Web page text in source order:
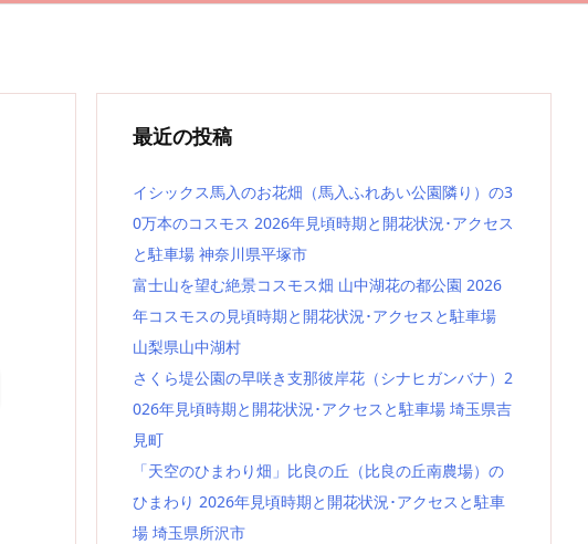
最近の投稿
イシックス馬入のお花畑（馬入ふれあい公園隣り）の3
0万本のコスモス 2026年見頃時期と開花状況･アクセス
と駐車場 神奈川県平塚市
富士山を望む絶景コスモス畑 山中湖花の都公園 2026
年コスモスの見頃時期と開花状況･アクセスと駐車場
山梨県山中湖村
さくら堤公園の早咲き支那彼岸花（シナヒガンバナ）2
026年見頃時期と開花状況･アクセスと駐車場 埼玉県吉
見町
「天空のひまわり畑」比良の丘（比良の丘南農場）の
ひまわり 2026年見頃時期と開花状況･アクセスと駐車
場 埼玉県所沢市